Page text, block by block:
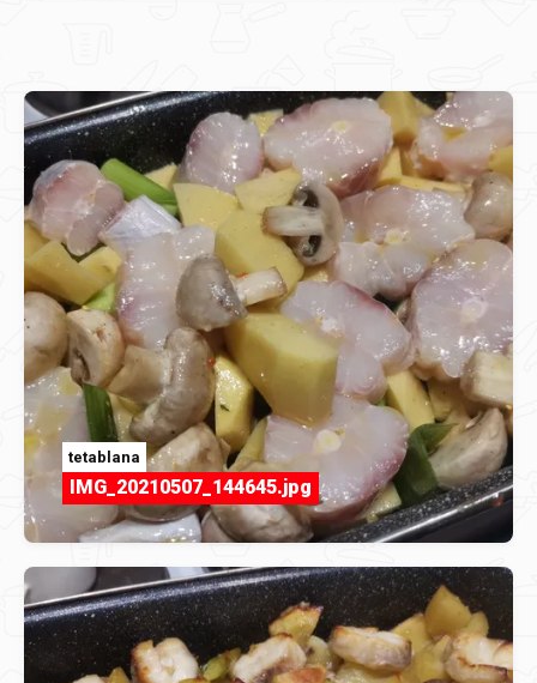
tetablana
IMG_20210507_144645.jpg